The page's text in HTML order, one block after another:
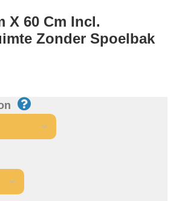
X 60 Cm Incl.
Zonder Spoelbak